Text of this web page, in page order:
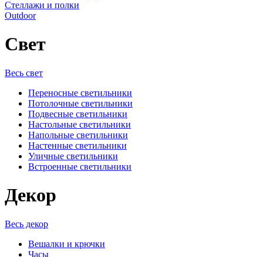
Стеллажи и полки
Outdoor
Свет
Весь свет
Переносные светильники
Потолочные светильники
Подвесные светильники
Настольные светильники
Напольные светильники
Настенные светильники
Уличные светильники
Встроенные светильники
Декор
Весь декор
Вешалки и крючки
Часы